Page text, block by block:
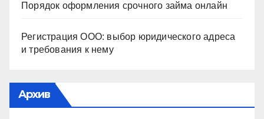
Порядок оформления срочного займа онлайн
Регистрация ООО: выбор юридического адреса
и требования к нему
Архив